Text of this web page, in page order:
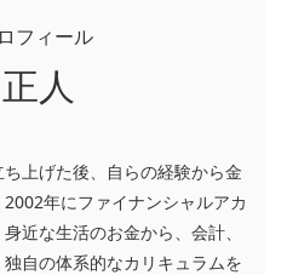
フィール
人
上げた後、自らの経験から金
年にファイナンシャルアカ
近な生活のお金から、会計、
自の体系的なカリキュラムを